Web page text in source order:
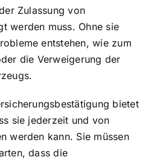
Zulassung von
werden muss. Ohne sie
entstehen, wie zum
die Verweigerung der
bietet
sie jederzeit und von
werden kann. Sie müssen
dass die